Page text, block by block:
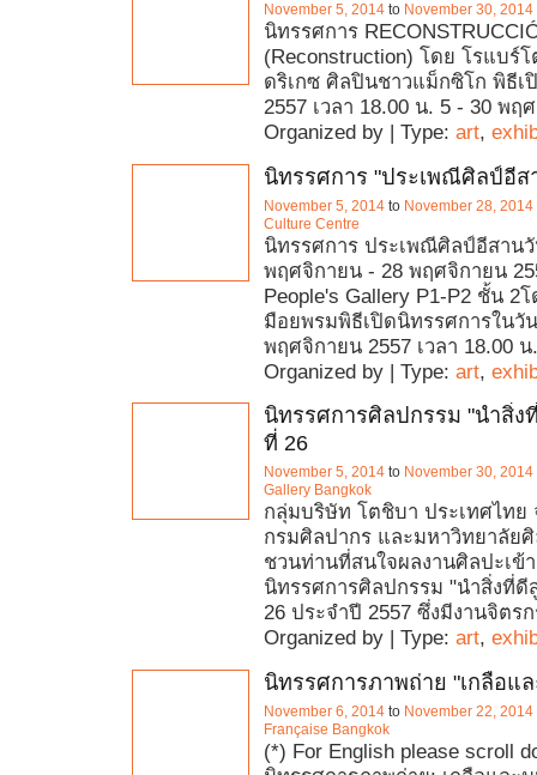
November 5, 2014 to November 30, 2014
นิทรรศการ
(Reconstruction) โดย โรแบร์โ
ดริเกซ ศิลปินชาวแม็กซิโก พิธีเ
2557 เวลา 18.00 น. 5 - 30 พฤ
Organized by | Type: art,
นิทรรศการ "ประเพณีศิลป์อีส
November 5, 2014 to November 28, 2014
Culture Centre
นิทรรศการ ประเพณีศิลป์อีสาน
พฤศจิกายน - 28 พฤศจิกายน
People's Gallery P1-P2 ชั้น 2
มือยพรมพิธีเปิดนิทรรศการในวั
พฤศจิกายน 2557 เวลา 18.00 น
Organized by | Type: art,
นิทรรศการศิลปกรรม "นำสิ่ง
ที่ 26
November 5, 2014 to November 30, 2014
Gallery Bangkok
กลุ่มบริษัท โตชิบา ประเทศไทย
กรมศิลปากร และมหาวิทยาลัย
ชวนท่านที่สนใจผลงานศิลปะเข้
นิทรรศการศิลปกรรม "นำสิ่งที่ดี
26 ประจำปี 2557 ซึ่งมีงานจิตร
Organized by | Type: art,
นิทรรศการภาพถ่าย "เกลือแ
November 6, 2014 to November 22, 2014
Française Bangkok
(*) For English please scroll